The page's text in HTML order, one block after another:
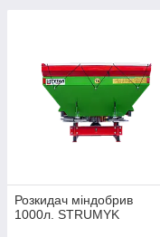
Розкидач міндобрив
1000л. STRUMYK